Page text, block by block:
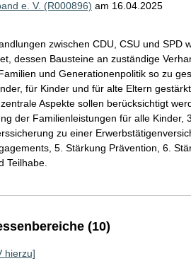
e. V. (R000896) am 16.04.2025
zwischen CDU, CSU und SPD
dessen Bausteine an zuständige
und Generationenpolitik so zu
für Kinder und für alte Eltern
Aspekte sollen berücksichtigt
der Familienleistungen für alle Kinder,
zu einer
5. Stärkung Prävention, 6.
Teilhabe.
(10)
hierzu]